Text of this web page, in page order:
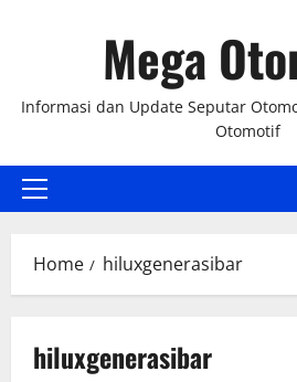
Mega
Informasi dan Update Seputar
Otomotif
Primary
Home hiluxgenerasibar
hiluxgenerasibar